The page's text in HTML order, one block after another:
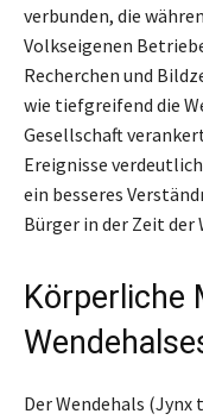
verbunden, die
Volkseigenen
Recherchen und
wie tiefgreifend die
Gesellschaft
Ereignisse
ein besseres
Bürger in der Zeit der
Körperliche
Der Wendehals